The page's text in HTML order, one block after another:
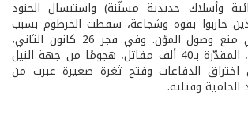
وأسلاك حديدية مسنّنة) واستبسال الجنود
ألف)، الذين حاربوا بقوة وشجاعة، سقطت الخرطوم بسبب
الحصار المحكم الذي منع وصول المؤن. وفي فجر 26 كانون الثاني،
شنت قوات المهدي، المقدّرة بـ40 ألف مقاتل، هجومًا من جهة النيل
الدفاعات وفتح ثغرة صغيرة عبرت من
وقتلته.